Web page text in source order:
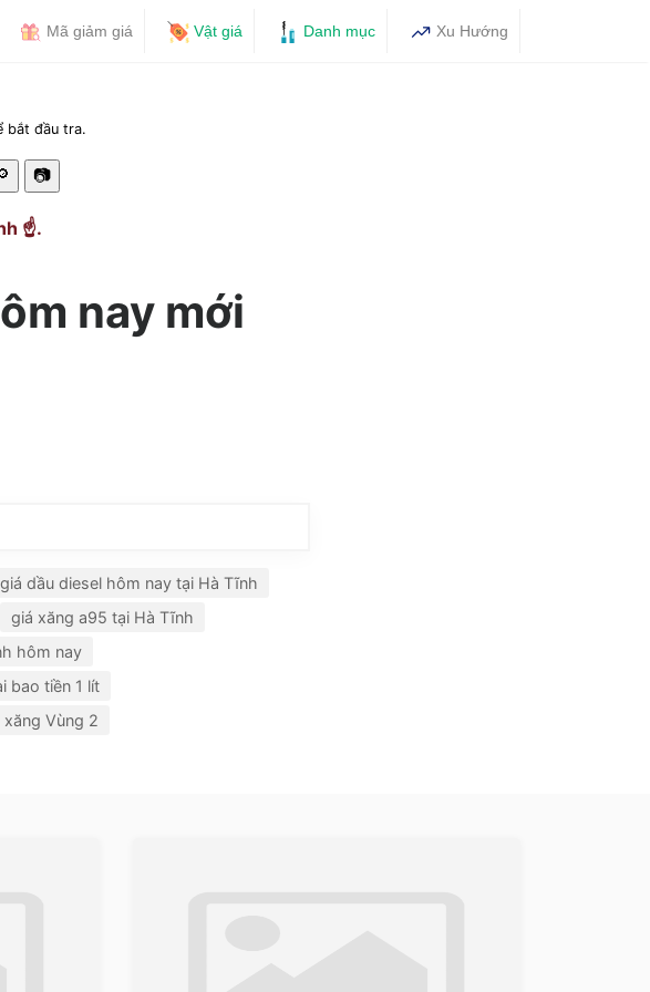
Mã giảm giá Vật giá Danh mục Xu Hướng
bắt đầu tra.
📷
☝️.
nay mới
giá dầu diesel hôm nay tại Hà Tĩnh
giá xăng a95 tại Hà Tĩnh
hôm nay
bao tiền 1 lít
xăng Vùng 2